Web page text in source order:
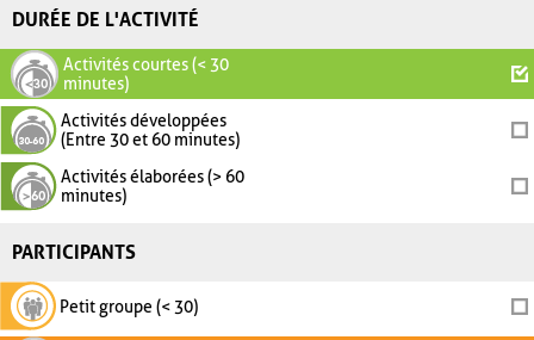
DURÉE DE L'ACTIVITÉ
Activités courtes (< 30
minutes)
Activités développées
(Entre 30 et 60 minutes)
Activités élaborées (> 60
minutes)
PARTICIPANTS
Petit groupe (< 30)